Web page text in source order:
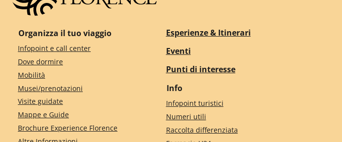
Organizza il tuo viaggio
Infopoint e call center
Dove dormire
Mobilità
Musei/prenotazioni
Visite guidate
Mappe e Guide
Brochure Experience Florence
Esperienze & Itinerari
Eventi
Punti di interesse
Info
Infopoint turistici
Numeri utili
Raccolta differenziata